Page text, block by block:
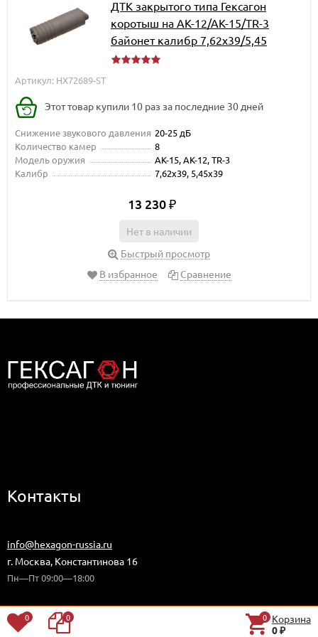
ДТК закрытого типа Гексагон
коротыш на АК-12/АК-15/TR-3
байонет калибр 7,62х39/5,45
Артикул: HX72689-ST
Этот товар купили 10 раз за последние 30 дней
Снижение звукового давления 20-25 дБ
Количество камер
8
Модель оружия
АК-15, АК-12, TR-3
Калибр
7,62x39, 5,45x39
13 230
Нет в наличии
Быстрый просмотр
В избранное
Сравнение
Контакты
info@hexagon-russia.ru
г. Москва, Константинова 16
Пн—Пт 09:00—18:00
0 0 0 Корзина
0
₽